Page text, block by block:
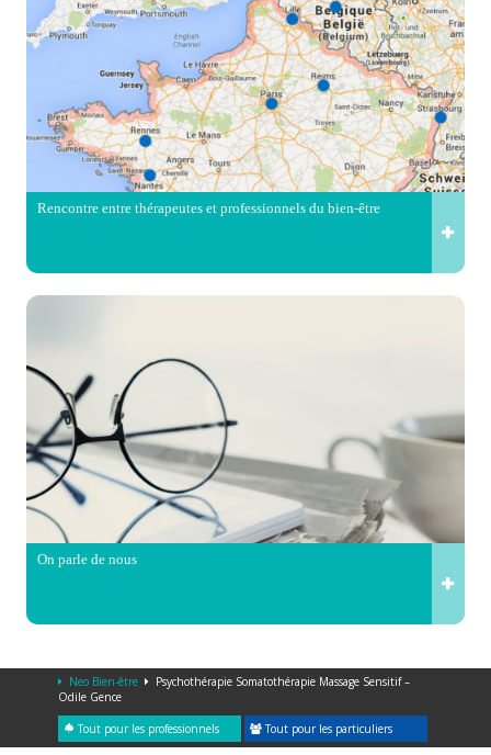
Rencontre entre thérapeutes et professionnels du bien-être
On parle de nous
Neo Bien-être
Psychothérapie Somatothérapie Massage Sensitif –
Odile Gence
Tout pour les professionnels Tout pour les particuliers